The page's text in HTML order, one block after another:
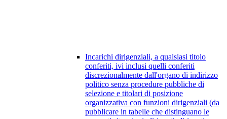
Incarichi dirigenziali, a qualsiasi titolo
conferiti, ivi inclusi quelli conferiti
discrezionalmente dall'organo di indirizzo
politico senza procedure pubbliche di
selezione e titolari di posizione
organizzativa con funzioni dirigenziali (da
pubblicare in tabelle che distinguano le